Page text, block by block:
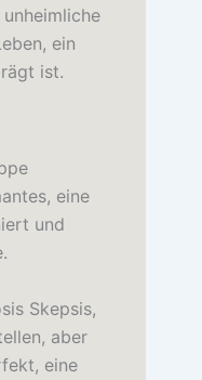
ein
ist.
eine
und
Skepsis,
aber
eine